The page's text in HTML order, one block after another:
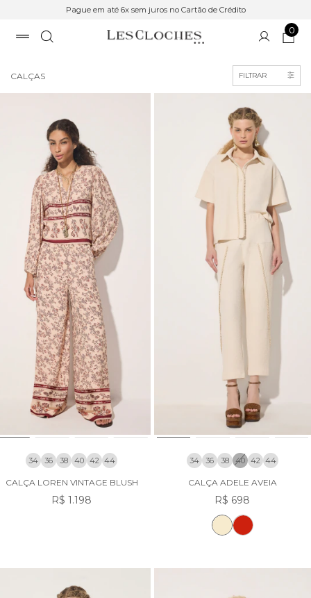
Pague em até 6x sem juros no Cartão de Crédito
0
CALÇAS FILTRAR
34 36 38 40 42 44
CALÇA LOREN VINTAGE BLUSH
R$ 1.198
34 36 38 40 42 44
CALÇA ADELE AVEIA
R$ 698